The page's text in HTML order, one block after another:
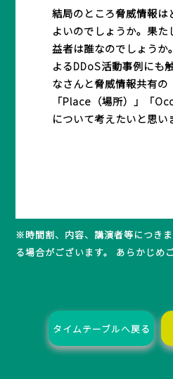
結局のところ脅威情報は
よいのでしょうか。果た
益者は誰なのでしょうか
よるDDoS活動事例にも
なさんと脅威情報共有の
「Place（場所）」「
について考えたいと思い
※時間割、内容、講演者等につき
る場合がございます。 あらかじめ
タイムテーブルへ戻る